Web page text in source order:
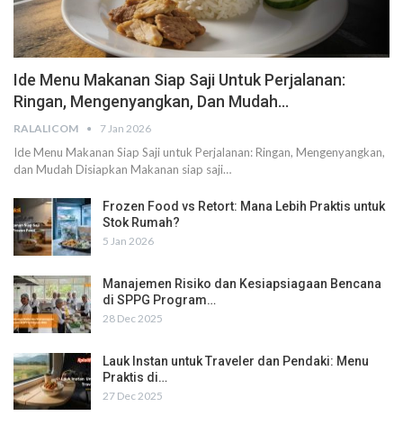
Ide Menu Makanan Siap Saji Untuk Perjalanan:
Ringan, Mengenyangkan, Dan Mudah…
RALALICOM 7 Jan 2026
Ide Menu Makanan Siap Saji untuk Perjalanan: Ringan, Mengenyangkan,
dan Mudah Disiapkan Makanan siap saji…
Frozen Food vs Retort: Mana Lebih Praktis untuk
Stok Rumah?
5 Jan 2026
Manajemen Risiko dan Kesiapsiagaan Bencana
di SPPG Program…
28 Dec 2025
Lauk Instan untuk Traveler dan Pendaki: Menu
Praktis di…
27 Dec 2025